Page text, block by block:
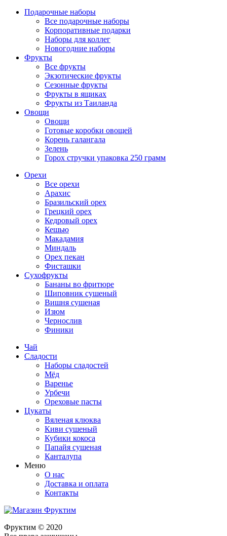
Подарочные наборы
Все подарочные наборы
Корпоративные подарки
Наборы для коллег
Новогодние наборы
Фрукты
Все фрукты
Экзотические фрукты
Сезонные фрукты
Фрукты в ящиках
Фрукты из Таиланда
Овощи
Овощи
Готовые коробки овощей
Корень галангала
Зелень
Горох стручки упаковка 250 грамм
Орехи
Все орехи
Арахис
Бразильский орех
Грецкий орех
Кедровый орех
Кешью
Макадамия
Миндаль
Орех пекан
Фисташки
Сухофрукты
Бананы во фритюре
Шиповник сушеный
Вишня сушеная
Изюм
Чернослив
Финики
Чай
Сладости
Наборы сладостей
Мёд
Варенье
Урбечи
Ореховые пасты
Цукаты
Вяленая клюква
Киви сушеный
Кубики кокоса
Папайя сушеная
Канталупа
Меню
О нас
Доставка и оплата
Контакты
Фруктим © 2020